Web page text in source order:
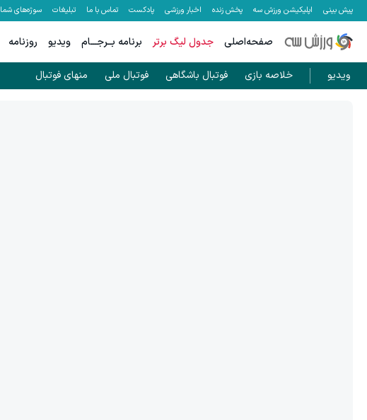
پیش بینی اپلیکیشن ورزش سه پخش زنده اخبار ورزشی پادکست تماس با ما تبلیغات سوژه‌های شما
صفحه‌اصلی جدول لیگ برتر برنامه بــرجـــام ویدیو روزنامه
ویدیو خلاصه بازی فوتبال باشگاهی فوتبال ملی منهای فوتبال